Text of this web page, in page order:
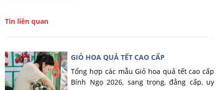
Tin liên quan
GIỎ HOA QUẢ TẾT CAO CẤP
Tổng hợp các mẫu Giỏ hoa quả tết cao cấp
Bính Ngọ 2026, sang trọng, đẳng cấp, uy